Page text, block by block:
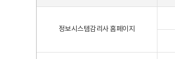
정보시스템감리사 홈페이지